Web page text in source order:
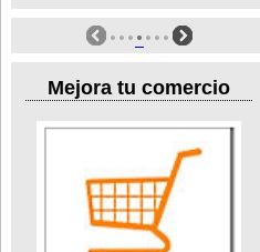
Mejora tu comercio